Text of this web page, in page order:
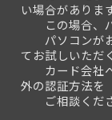
い場合があります
この場合、パ
パソコンがお
てお試しいただ
カード会社へ
外の認証方法を
ご相談くださ